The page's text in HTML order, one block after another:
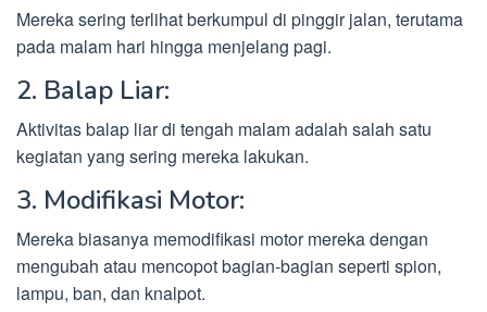
Mereka sering terlihat berkumpul di pinggir jalan, terutama
pada malam hari hingga menjelang pagi.
2. Balap Liar:
Aktivitas balap liar di tengah malam adalah salah satu
kegiatan yang sering mereka lakukan.
3. Modifikasi Motor:
Mereka biasanya memodifikasi motor mereka dengan
mengubah atau mencopot bagian-bagian seperti spion,
lampu, ban, dan knalpot.